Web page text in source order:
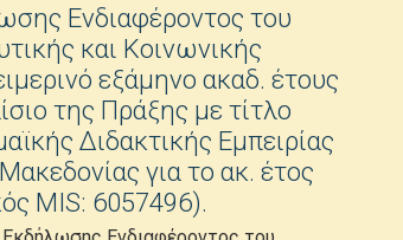
Ενδιαφέροντος του
και Κοινωνικής
εξάμηνο ακαδ. έτους
της Πράξης με τίτλο
Διδακτικής Εμπειρίας
για το ακ. έτος
MIS: 6057496).